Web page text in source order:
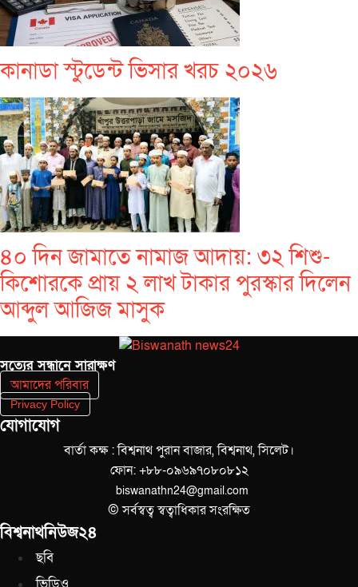
কানাডা স্টুডেন্ট ভিসার খরচ ২০২৬
৪০ দিন জামাতে নামাজ আদায়: ৩২ শিশু-
কিশোরকে প্রায় ২ লাখ টাকার পুরস্কার দিলেন
আব্দুল আজিজ মাসুক
সত‌্যের সন্ধানে সারাক্ষণ
আমাদের পরিবার
Privacy Policy
যোগাযোগ
বার্তা কক্ষ : বিশ্বনাথ পুরান বাজার, বিশ্বনাথ, সিলেট।
ফোন: +৮৮-০৯৬৯৭০৮০৮১২
biswanathn24@gmail.com
© সর্বস্বত্ব স্বত্বাধিকার সংরক্ষিত
বিশ্বনাথনিউজ২৪
ছবি